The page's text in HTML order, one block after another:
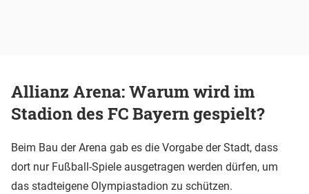
Allianz Arena: Warum wird im
Stadion des FC Bayern gespielt?
Beim Bau der Arena gab es die Vorgabe der Stadt, dass
dort nur Fußball-Spiele ausgetragen werden dürfen, um
das stadteigene Olympiastadion zu schützen.